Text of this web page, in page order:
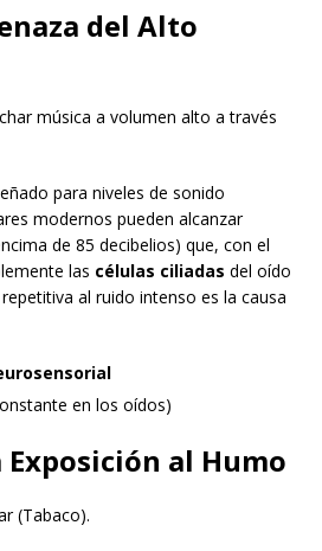
del Alto
música a volumen alto a través
para niveles de sonido
modernos pueden alcanzar
de 85 decibelios) que, con el
las células ciliadas del oído
al ruido intenso es la causa
en los oídos)
Exposición al Humo
(Tabaco).